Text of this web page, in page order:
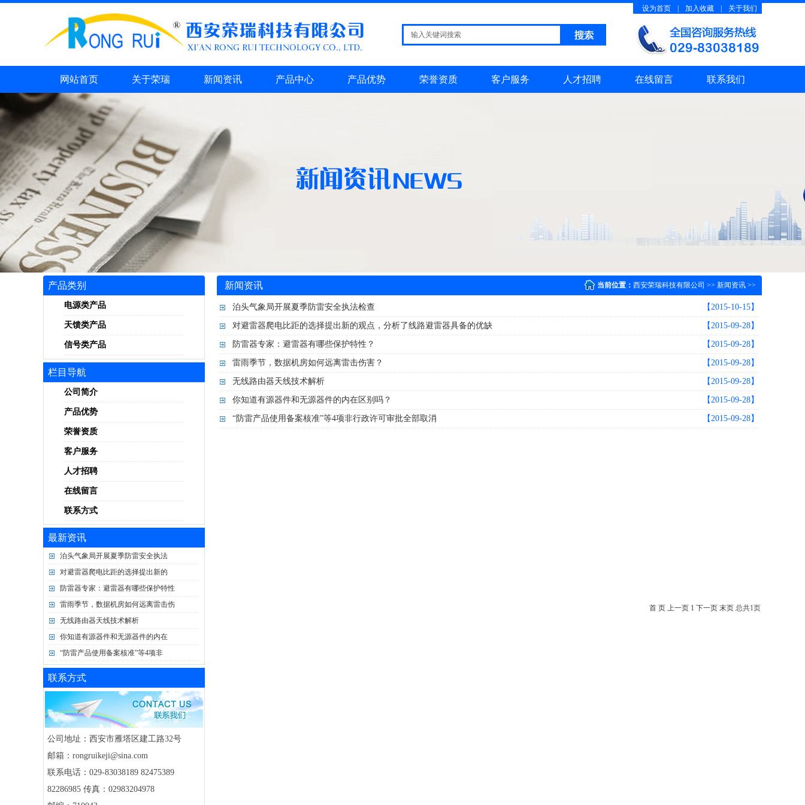
设为首页 加入收藏 关于我们
网站首页 关于荣瑞 新闻资讯 产品中心 产品优势 荣誉资质 客户服务 人才招聘 在线留言 联系我们
产品类别
电源类产品
天馈类产品
信号类产品
栏目导航
公司简介
产品优势
荣誉资质
客户服务
人才招聘
在线留言
联系方式
最新资讯
泊头气象局开展夏季防雷安全执法
对避雷器爬电比距的选择提出新的
防雷器专家：避雷器有哪些保护特性
雷雨季节，数据机房如何远离雷击伤
无线路由器天线技术解析
你知道有源器件和无源器件的内在
“防雷产品使用备案核准”等4项非
联系方式
公司地址：西安市雁塔区建工路32号
邮箱：rongruikeji@sina.com
联系电话：029-83038189 82475389
82286985 传真：02983204978
当前位置： 西安荣瑞科技有限公司 >> 新闻资讯 >>
新闻资讯
【2015-10-15】
泊头气象局开展夏季防雷安全执法检查
【2015-09-28】
对避雷器爬电比距的选择提出新的观点，分析了线路避雷器具备的优缺
【2015-09-28】
防雷器专家：避雷器有哪些保护特性？
【2015-09-28】
雷雨季节，数据机房如何远离雷击伤害？
【2015-09-28】
无线路由器天线技术解析
【2015-09-28】
你知道有源器件和无源器件的内在区别吗？
【2015-09-28】
“防雷产品使用备案核准”等4项非行政许可审批全部取消
首 页 上一页 1 下一页 末页 总共1页